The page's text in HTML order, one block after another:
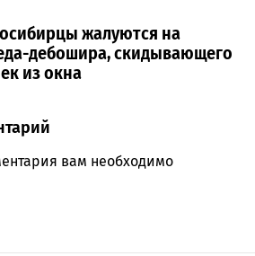
жалуются на
дебошира, скидывающего
из окна
вам необходимо